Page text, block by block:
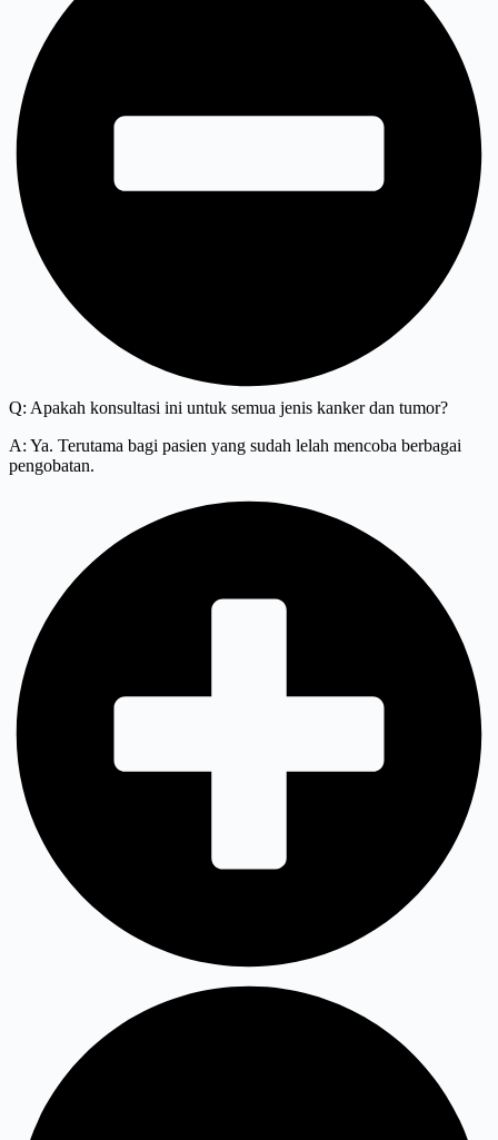
Q: Apakah konsultasi ini untuk semua jenis kanker dan tumor?
A: Ya. Terutama bagi pasien yang sudah lelah mencoba berbagai
pengobatan.